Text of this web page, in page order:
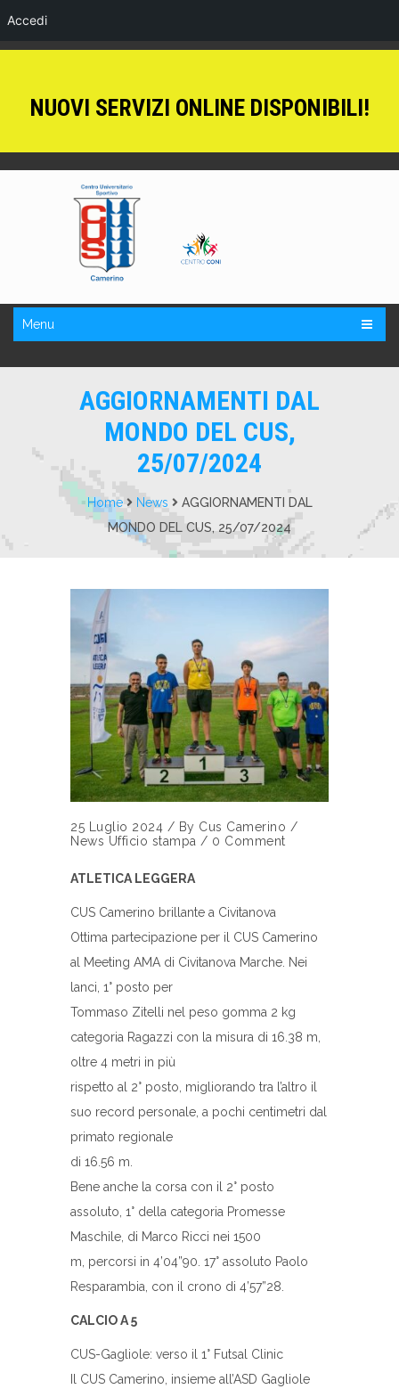
Accedi
NUOVI SERVIZI ONLINE DISPONIBILI!
Menu
AGGIORNAMENTI DAL
MONDO DEL CUS,
25/07/2024
Home News
AGGIORNAMENTI DAL
MONDO DEL CUS, 25/07/2024
25 Luglio 2024 / By Cus Camerino /
News Ufficio stampa / 0 Comment
ATLETICA LEGGERA
CUS Camerino brillante a Civitanova
Ottima partecipazione per il CUS Camerino
al Meeting AMA di Civitanova Marche. Nei
lanci, 1° posto per
Tommaso Zitelli nel peso gomma 2 kg
categoria Ragazzi con la misura di 16.38 m,
oltre 4 metri in più
rispetto al 2° posto, migliorando tra l’altro il
suo record personale, a pochi centimetri dal
primato regionale
di 16.56 m.
Bene anche la corsa con il 2° posto
assoluto, 1° della categoria Promesse
Maschile, di Marco Ricci nei 1500
m, percorsi in 4’04”90. 17° assoluto Paolo
Resparambia, con il crono di 4’57”28.
CALCIO A 5
CUS-Gagliole: verso il 1° Futsal Clinic
Il CUS Camerino, insieme all’ASD Gagliole